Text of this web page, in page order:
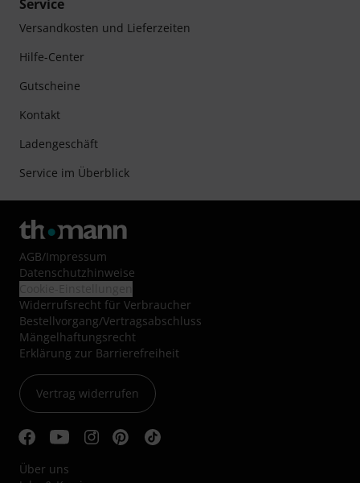
Service
Versandkosten und Lieferzeiten
Hilfe-Center
Gutscheine
Kontakt
Ladengeschäft
Service im Überblick
AGB/Impressum
Datenschutzhinweise
Widerrufsrecht für Verbraucher
Bestellvorgang/Vertragsabschluss
Mängelhaftungsrecht
Erklärung zur Barrierefreiheit
Vertrag widerrufen
Über uns